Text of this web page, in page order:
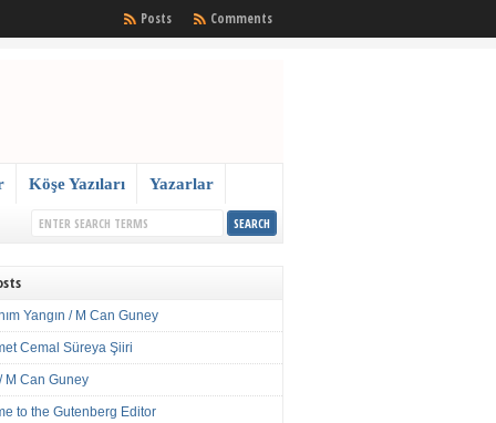
Comments
Posts
Köşe Yazıları Yazarlar
Yangın / M Can Guney
Cemal Süreya Şiiri
M Can Guney
to the Gutenberg Editor